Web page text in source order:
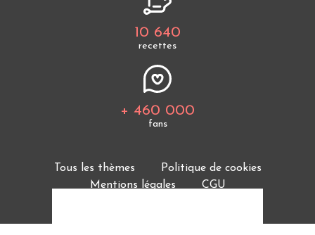
10 640
recettes
+ 460 000
fans
Tous les thèmes
Politique de cookies
Mentions légales
CGU